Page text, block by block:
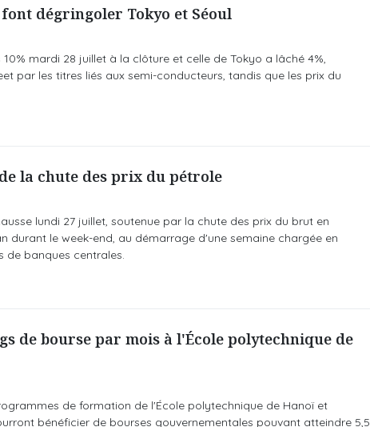
dégringoler Tokyo et Séoul
mardi 28 juillet à la clôture et celle de Tokyo a lâché 4%,
par les titres liés aux semi-conducteurs, tandis que les prix du
la chute des prix du pétrole
lundi 27 juillet, soutenue par la chute des prix du brut en
durant le week-end, au démarrage d'une semaine chargée en
de banques centrales.
de bourse par mois à l'École polytechnique de
de formation de l'École polytechnique de Hanoï et
bénéficier de bourses gouvernementales pouvant atteindre 5,5